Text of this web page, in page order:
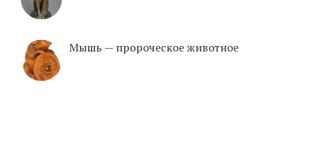
Mышь — пророческое животное